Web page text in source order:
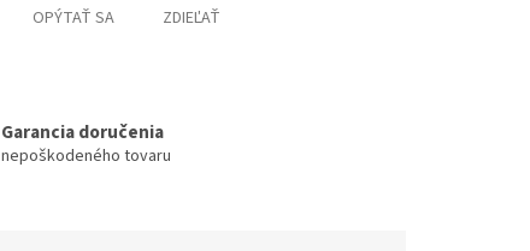
OPÝTAŤ SA ZDIEĽAŤ
Garancia doručenia
nepoškodeného tovaru